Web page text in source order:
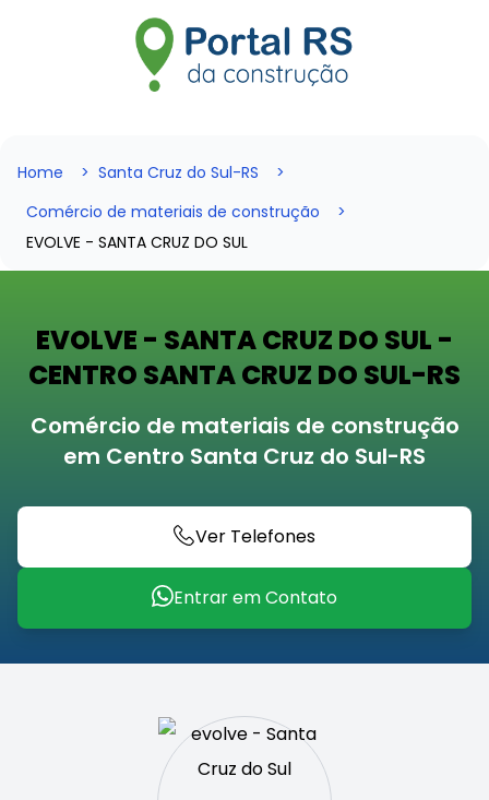
Home
Santa Cruz do Sul-RS
Comércio de materiais de construção
EVOLVE - SANTA CRUZ DO SUL
EVOLVE - SANTA CRUZ DO SUL -
CENTRO SANTA CRUZ DO SUL-RS
Comércio de materiais de construção
em Centro Santa Cruz do Sul-RS
Ver Telefones
Entrar em Contato